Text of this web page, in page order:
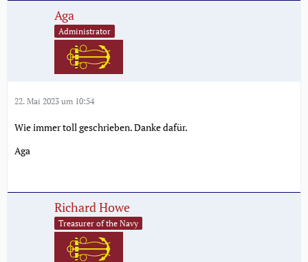
Aga
Administrator
22. Mai 2023 um 10:54
Wie immer toll geschrieben. Danke dafür.
Aga
Richard Howe
Treasurer of the Navy